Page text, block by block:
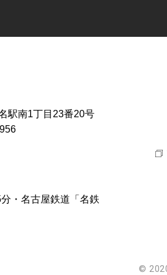
駅南1丁目23番20号
・名古屋鉄道「名鉄
©